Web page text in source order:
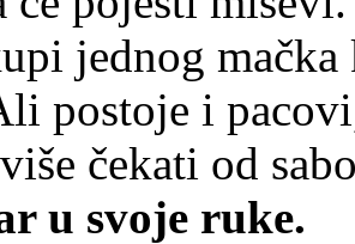
jednog
postoje i
čekati od
u svoje ruke.